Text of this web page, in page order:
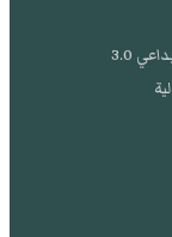
3.0